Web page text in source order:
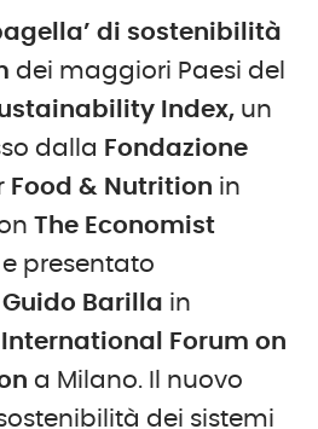
di sostenibilità
dei maggiori Paesi del
Index, un
dalla Fondazione
Food & Nutrition in
The Economist
e presentato
Guido Barilla in
International Forum on
a Milano. Il nuovo
dei sistemi